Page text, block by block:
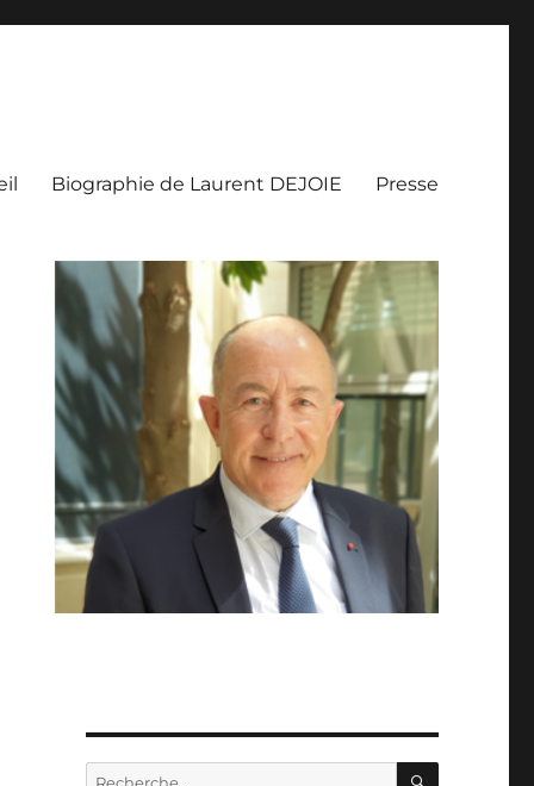
Biographie de Laurent DEJOIE Presse
Recherche